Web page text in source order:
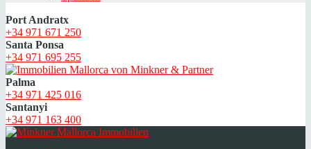
Port Andratx
+34 971 671 250
Santa Ponsa
+34 971 695 255
Palma
+34 971 425 016
Santanyi
+34 971 163 400